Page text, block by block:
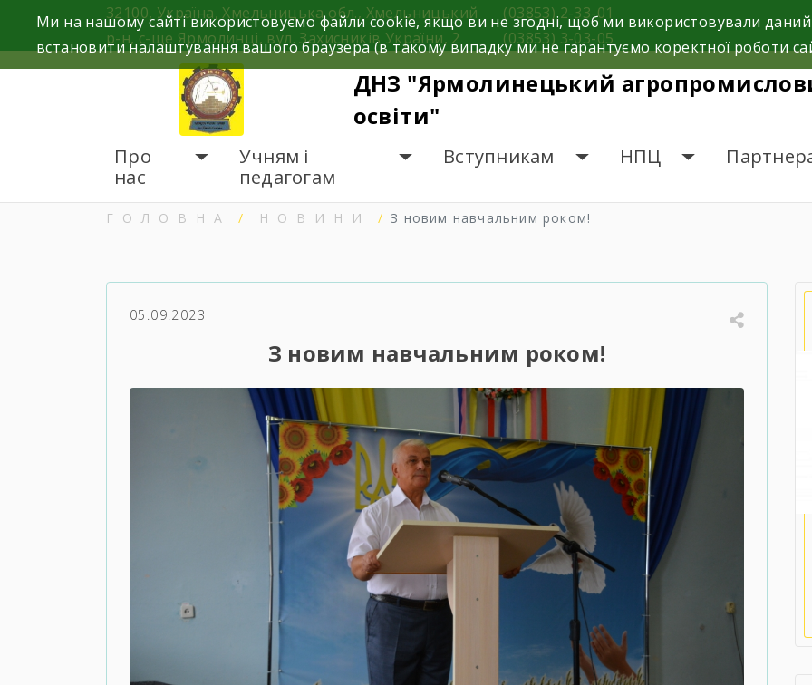
32100, Україна, Хмельницька обл., Хмельницький
р-н, с-ще Ярмолинці, вул. Захисників України, 2
(03853) 2-33-01
(03853) 3-03-05
ДНЗ "Ярмолинецький
освіти"
Про
нас
Учням і
педагогам
Вступникам НПЦ
ГОЛОВНА НОВИНИ З новим навчальним роком!
05.09.2023
З новим навчальним роком!
Ми на нашому сайті використовуємо файли cookie, якщо ви не згодні, щоб ми використовували
встановити налаштування вашого браузера (в такому випадку ми не гарантуємо коректної роботи